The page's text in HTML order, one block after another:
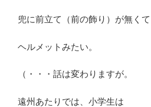
兜に前立て（前の飾り）が無くて
ヘルメットみたい。
（・・・話は変わりますが。
遠州あたりでは、小学生は